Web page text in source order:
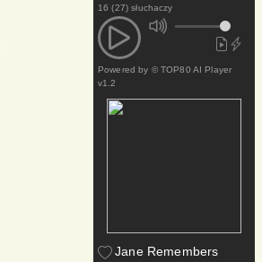
16 (27) słuchaczy
Powered by © TOP80 AI Player
v1.2
Jane Remembers